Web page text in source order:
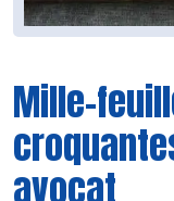
Mille-
avocat